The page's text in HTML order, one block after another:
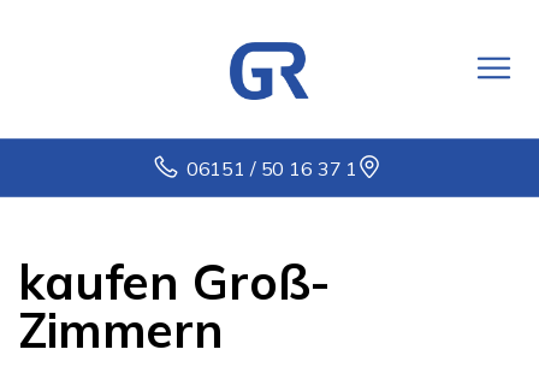
06151 / 50 16 37 1
kaufen Groß-
Zimmern